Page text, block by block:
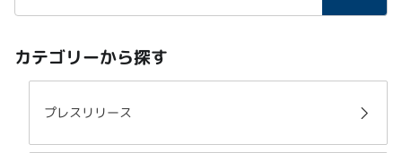
カテゴリーから探す
プレスリリース